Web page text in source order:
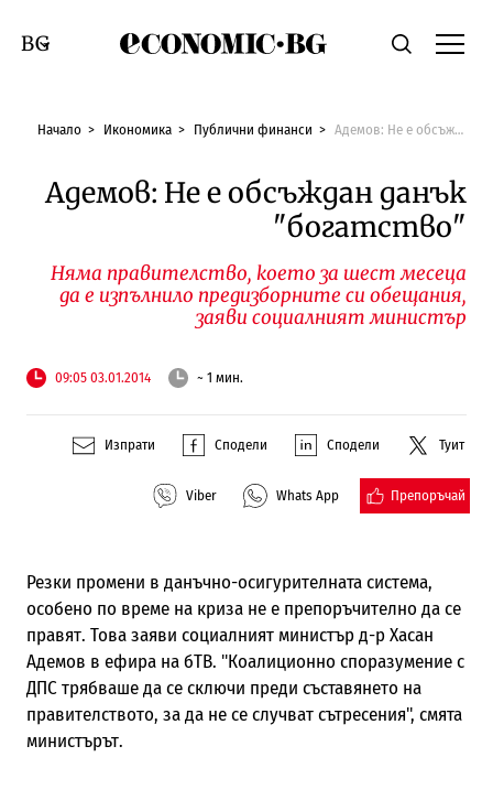
Economic.bgТърсене
Смяна на език
Начало Икономика Публични финанси Адемов: Не е обсъждан данък "богатство"
Адемов: Не е обсъждан данък
"богатство"
Няма правителство, което за шест месеца
да е изпълнило предизборните си обещания,
заяви социалният министър
09:05 03.01.2014 ~ 1 мин.
Изпрати Сподели Сподели Туит
Viber Whats App Препоръчай
Резки промени в данъчно-осигурителната система,
особено по време на криза не е препоръчително да се
правят. Това заяви социалният министър д-р Хасан
Адемов в ефира на бТВ. "Коалиционно споразумение с
ДПС трябваше да се сключи преди съставянето на
правителството, за да не се случват сътресения", смята
министърът.